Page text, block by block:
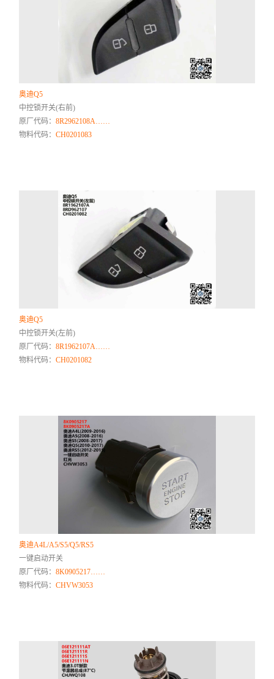
奥迪Q5
中控锁开关(右前)
原厂代码：8R2962108A……
物料代码：CH0201083
奥迪Q5
中控锁开关(左前)
原厂代码：8R1962107A……
物料代码：CH0201082
奥迪A4L/A5/S5/Q5/RS5
一键启动开关
原厂代码：8K0905217……
物料代码：CHVW3053